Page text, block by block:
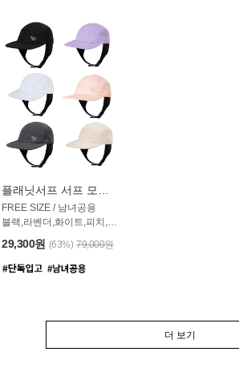
플래닛서프 서프 모자 UAC007PS
FREE SIZE / 남녀공용
블랙,라벤더,화이트,피치,그레이,오트밀 6컬러
29,300원 (63%) 79,000원
더 보기